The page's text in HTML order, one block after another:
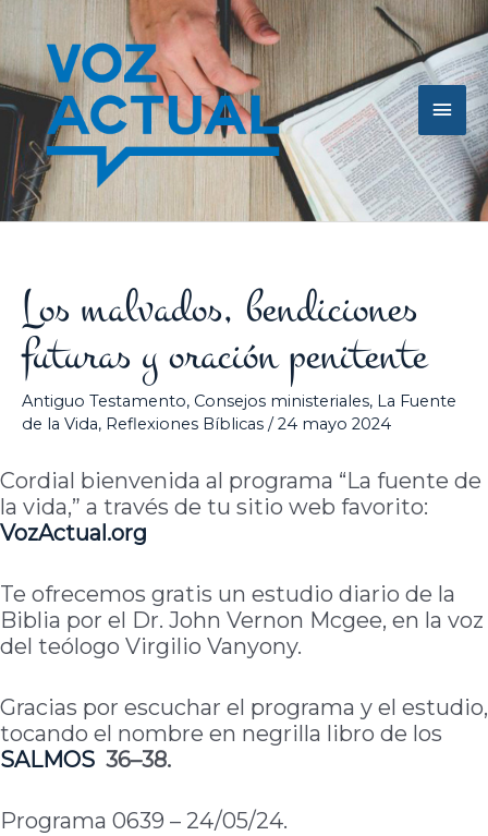
contenido
Los malvados, bendiciones
futuras y oración penitente
Antiguo Testamento, Consejos ministeriales, La Fuente
de la Vida, Reflexiones Bíblicas /24 mayo 2024
Cordial bienvenida al programa “La fuente de
la vida,” a través de tu sitio web favorito:
VozActual.org
Te ofrecemos gratis un estudio diario de la
Biblia por el Dr. John Vernon Mcgee, en la voz
del teólogo Virgilio Vanyony.
Gracias por escuchar el programa y el estudio,
tocando el nombre en negrilla libro de los
SALMOS 36–38.
Programa 0639 – 24/05/24.